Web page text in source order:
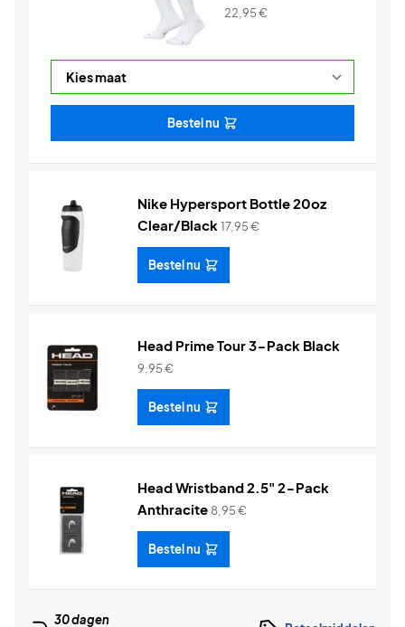
22,95€
Bestel nu
Nike Hypersport Bottle 20oz
Clear/Black17,95€
Bestel nu
Head Prime Tour 3-Pack Black
9,95€
Bestel nu
Head Wristband 2.5" 2-Pack
Anthracite 8,95€
Bestel nu
30 dagen